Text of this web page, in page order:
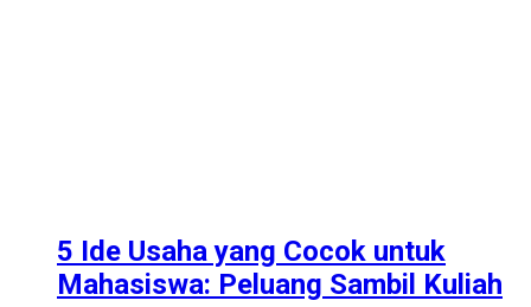
5 Ide Usaha yang Cocok untuk
Mahasiswa: Peluang Sambil Kuliah